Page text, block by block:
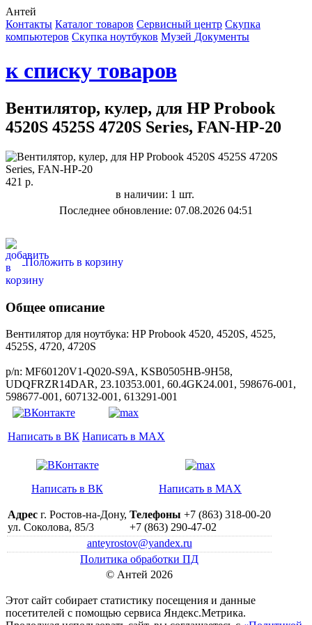
Антей
Контакты Каталог товаров Сервисный центр Cкупка
компьютеров Cкупка ноутбуков Музей Документы
к списку товаров
Вентилятор, кулер, для HP Probook
4520S 4525S 4720S Series, FAN-HP-20
421 р.
в наличии: 1 шт.
Последнее обновление: 07.08.2026 04:51
Положить в корзину
Общее описание
Вентилятор для ноутбука: HP Probook 4520, 4520S, 4525,
4525S, 4720, 4720S
p/n: MF60120V1-Q020-S9A, KSB0505HB-9H58,
UDQFRZR14DAR, 23.10353.001, 60.4GK24.001, 598676-001,
598677-001, 607132-001, 613291-001
Написать в ВК Написать в MAX
Написать в ВК Написать в MAX
Адрес г. Ростов-на-Дону,
ул. Соколова, 85/3
Телефоны +7 (863) 318-00-20
+7 (863) 290-47-02
anteyrostov@yandex.ru
Политика обработки ПД
© Антей 2026
Этот сайт собирает статистику посещения и данные
посетителей c помощью сервиса Яндекс.Метрика.